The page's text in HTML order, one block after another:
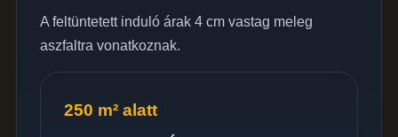
A feltüntetett induló árak 4 cm vastag meleg
aszfaltra vonatkoznak.
250 m² alatt